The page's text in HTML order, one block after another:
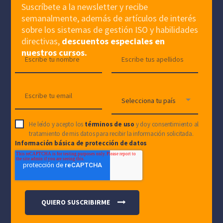
Suscríbete a la newsletter y recibe
semanalmente, además de artículos de interés
sobre los sistemas de gestión ISO y habilidades
directivas, descuentos especiales en
nuestros cursos.
He leído y acepto los términos de uso y doy consentimiento al
tratamiento de mis datos para recibir la información solicitada.
Información básica de protección de datos